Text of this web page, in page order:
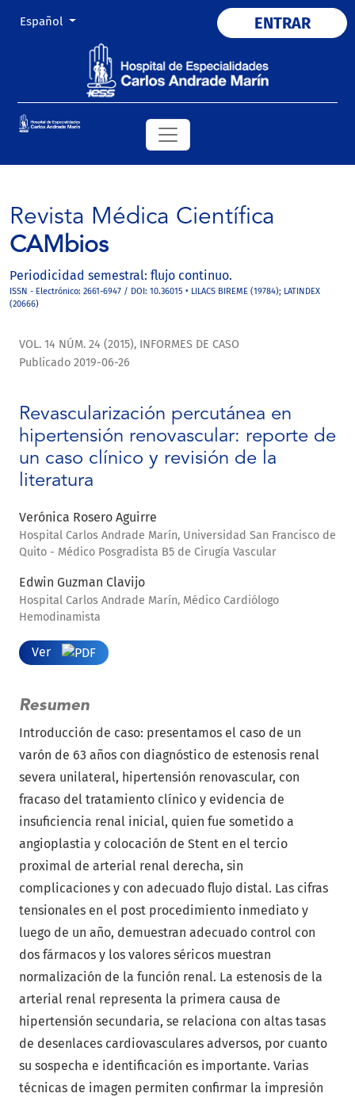
Cambiar el idioma. El actual es:
Español ENTRAR
Revista Médica Científica
CAMbios
Periodicidad semestral: flujo continuo.
ISSN - Electrónico: 2661-6947 / DOI: 10.36015 • LILACS BIREME (19784); LATINDEX
(20666)
VOL. 14 NÚM. 24 (2015), INFORMES DE CASO
Revascularización percutánea en
hipertensión renovascular: reporte de
un caso clínico y revisión de la
literatura
Publicado 2019-06-26
Verónica Rosero Aguirre
Hospital Carlos Andrade Marín, Universidad San Francisco de
Quito - Médico Posgradista B5 de Cirugía Vascular
Edwin Guzman Clavijo
Hospital Carlos Andrade Marín, Médico Cardiólogo
Hemodinamista
Ver
Resumen
Introducción de caso: presentamos el caso de un
varón de 63 años con diagnóstico de estenosis renal
severa unilateral, hipertensión renovascular, con
fracaso del tratamiento clínico y evidencia de
insuficiencia renal inicial, quien fue sometido a
angioplastia y colocación de Stent en el tercio
proximal de arterial renal derecha, sin
complicaciones y con adecuado flujo distal. Las cifras
tensionales en el post procedimiento inmediato y
luego de un año, demuestran adecuado control con
dos fármacos y los valores séricos muestran
normalización de la función renal. La estenosis de la
arterial renal representa la primera causa de
hipertensión secundaria, se relaciona con altas tasas
de desenlaces cardiovasculares adversos, por cuanto
su sospecha e identificación es importante. Varias
técnicas de imagen permiten confirmar la impresión